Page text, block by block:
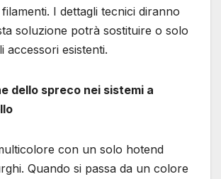
I dettagli tecnici diranno
soluzione potrà sostituire o solo
accessori esistenti.
dello spreco nei sistemi a
con un solo hotend
Quando si passa da un colore